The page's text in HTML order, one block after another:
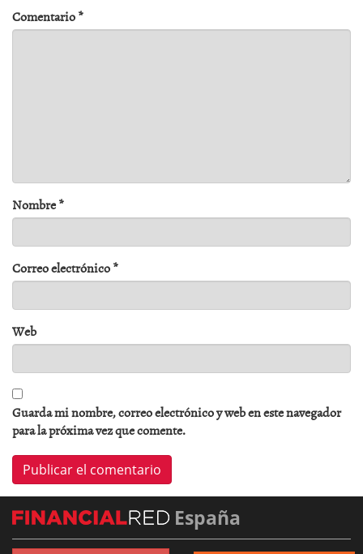
Comentario*
Nombre*
Correo electrónico*
Web
Guarda mi nombre, correo electrónico y web en este navegador
para la próxima vez que comente.
España